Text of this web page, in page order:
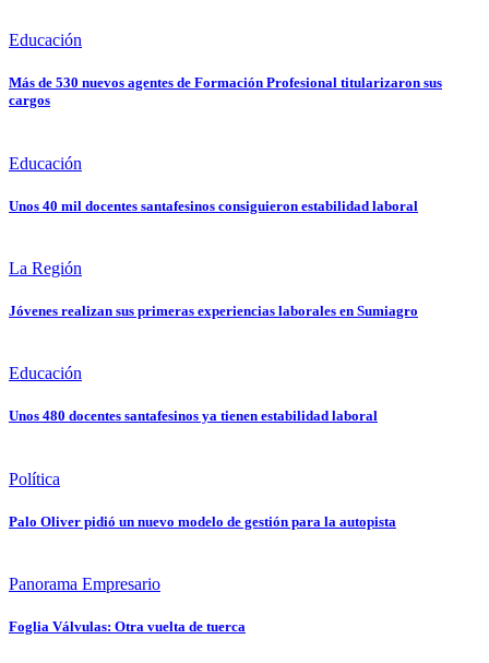
Educación
Más de 530 nuevos agentes de Formación Profesional titularizaron sus
cargos
Educación
Unos 40 mil docentes santafesinos consiguieron estabilidad laboral
La Región
Jóvenes realizan sus primeras experiencias laborales en Sumiagro
Educación
Unos 480 docentes santafesinos ya tienen estabilidad laboral
Política
Palo Oliver pidió un nuevo modelo de gestión para la autopista
Panorama Empresario
Foglia Válvulas: Otra vuelta de tuerca